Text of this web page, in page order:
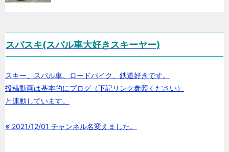
スバスキ(スバル車大好きスキーヤー)
スキー、スバル車、ロードバイク、鉄道好きです。
投稿動画は基本的にブログ（下記リンク参照ください）
と連動しています。
※ 2021/12/01 チャンネル名変えました。